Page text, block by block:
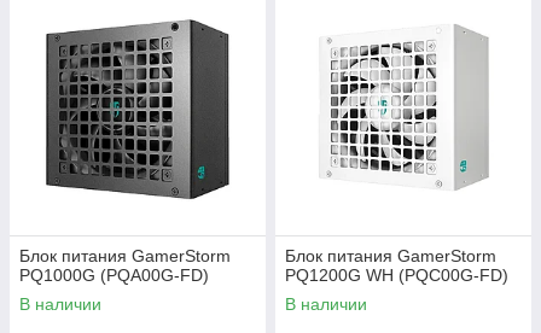
Блок питания GamerStorm
PQ1000G (PQA00G-FD)
В наличии
Блок питания GamerStorm
PQ1200G WH (PQC00G-FD)
В наличии